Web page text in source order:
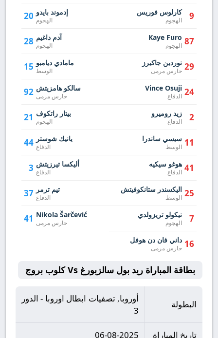
20 إدموند بايدو
الهجوم
28 آدم داغيم
الهجوم
15 مامادي ديامبو
الوسط
92 سالكو هامزيتش
حارس مرمى
21 بيتار راتكوف
الهجوم
44 يانيك شوستر
الدفاع
3 أليكسا تيرزيتش
الدفاع
37 تيم ترمر
الدفاع
41 Nikola Šarčević
حارس مرمى
9 كارلوس فوريس
الهجوم
87
Kaye Furo
الهجوم
29 نوردين جاكيرز
حارس مرمى
24
Vince Osuji
الدفاع
2 زيد روميرو
الدفاع
11 سيسي ساندرا
الوسط
41 هوغو سيكيه
الدفاع
25 اليكسندر ستانكوفيتش
الوسط
7 نيكولو تريزولدي
الهجوم
16 داني فان دن هوفل
حارس مرمى
بطاقة المباراة ريد بول سالزبورغ Vs كلوب بروج
البطولة
أوروبا, تصفيات ابطال اوروبا - الدور
3
تاريخ المباراة 06-08-2025